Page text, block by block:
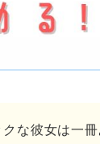
クな彼女は一冊